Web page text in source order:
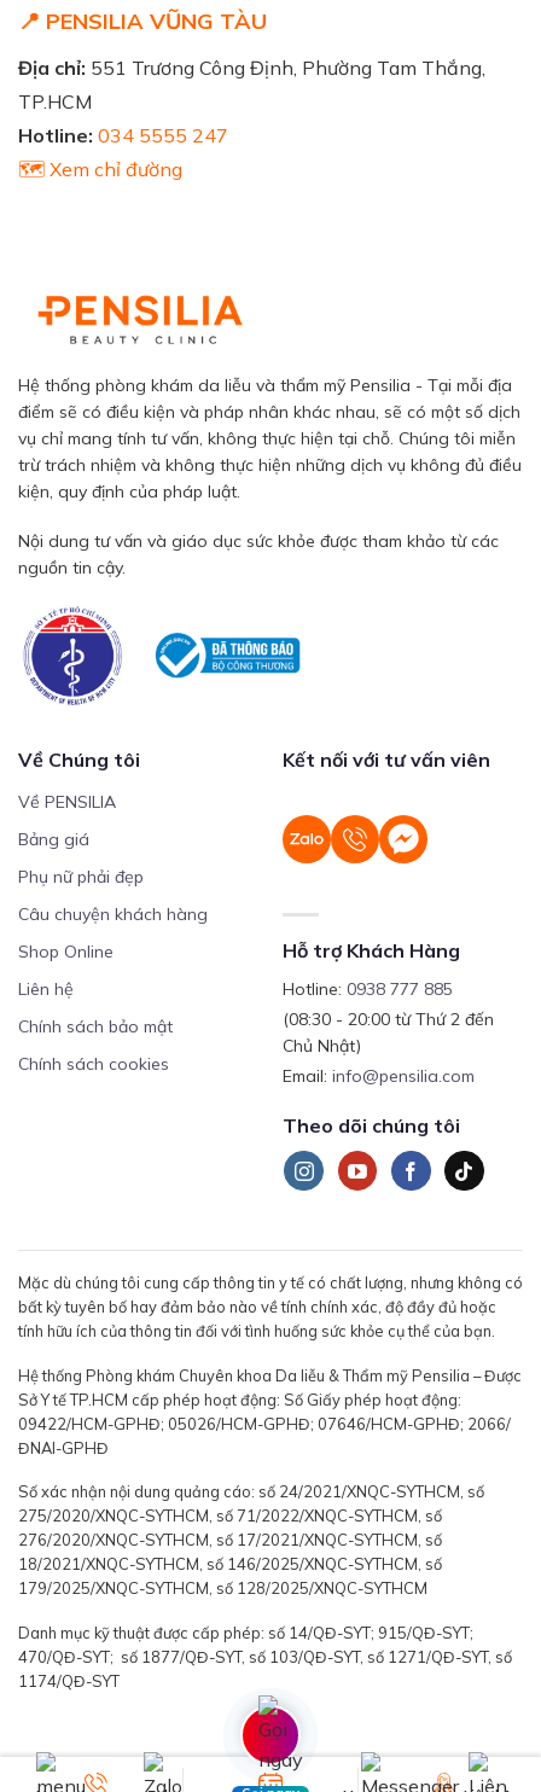
📍 PENSILIA VŨNG TÀU
Địa chỉ: 551 Trương Công Định, Phường Tam Thắng,
TP.HCM
Hotline: 034 5555 247
🗺️ Xem chỉ đường
Hệ thống phòng khám da liễu và thẩm mỹ Pensilia - Tại mỗi địa
điểm sẽ có điều kiện và pháp nhân khác nhau, sẽ có một số dịch
vụ chỉ mang tính tư vấn, không thực hiện tại chỗ. Chúng tôi miễn
trừ trách nhiệm và không thực hiện những dịch vụ không đủ điều
kiện, quy định của pháp luật.
Nội dung tư vấn và giáo dục sức khỏe được tham khảo từ các
nguồn tin cậy.
Về Chúng tôi
Về PENSILIA
Bảng giá
Phụ nữ phải đẹp
Câu chuyện khách hàng
Shop Online
Liên hệ
Chính sách bảo mật
Chính sách cookies
Kết nối với tư vấn viên
Hỗ trợ Khách Hàng
Hotline: 0938 777 885
(08:30 - 20:00 từ Thứ 2 đến
Chủ Nhật)
Email: info@pensilia.com
Theo dõi chúng tôi
Mặc dù chúng tôi cung cấp thông tin y tế có chất lượng, nhưng không có
bất kỳ tuyên bố hay đảm bảo nào về tính chính xác, độ đầy đủ hoặc
tính hữu ích của thông tin đối với tình huống sức khỏe cụ thể của bạn.
Hệ thống Phòng khám Chuyên khoa Da liễu & Thẩm mỹ Pensilia – Được
Sở Y tế TP.HCM cấp phép hoạt động: Số Giấy phép hoạt động:
09422/HCM-GPHĐ; 05026/HCM-GPHĐ; 07646/HCM-GPHĐ; 2066/
ĐNAI-GPHĐ
Số xác nhận nội dung quảng cáo: số 24/2021/XNQC-SYTHCM, số
275/2020/XNQC-SYTHCM, số 71/2022/XNQC-SYTHCM, số
276/2020/XNQC-SYTHCM, số 17/2021/XNQC-SYTHCM, số
18/2021/XNQC-SYTHCM, số 146/2025/XNQC-SYTHCM, số
179/2025/XNQC-SYTHCM, số 128/2025/XNQC-SYTHCM
Danh mục kỹ thuật được cấp phép: số 14/QĐ-SYT; 915/QĐ-SYT;
470/QĐ-SYT; số 1877/QĐ-SYT, số 103/QĐ-SYT, số 1271/QĐ-SYT, số
1174/QĐ-SYT